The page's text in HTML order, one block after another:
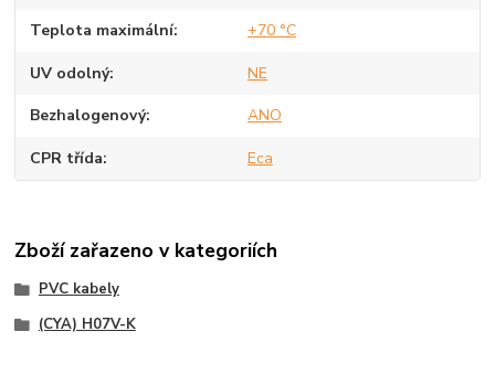
Teplota maximální +70 °C
UV odolný NE
Bezhalogenový ANO
CPR třída Eca
Zboží zařazeno v kategoriích
PVC kabely
(CYA) H07V-K